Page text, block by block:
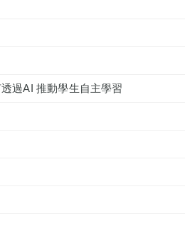
過AI 推動學生自主學習